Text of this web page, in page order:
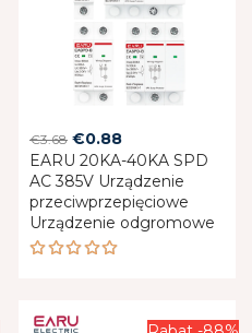
€3.68 Original
price
was:
€3.68.
€0.88Current
price
is:
€0.88.
EARU 20KA-40KA SPD
AC 385V Urządzenie
przeciwprzepięciowe
Urządzenie odgromowe
of 5